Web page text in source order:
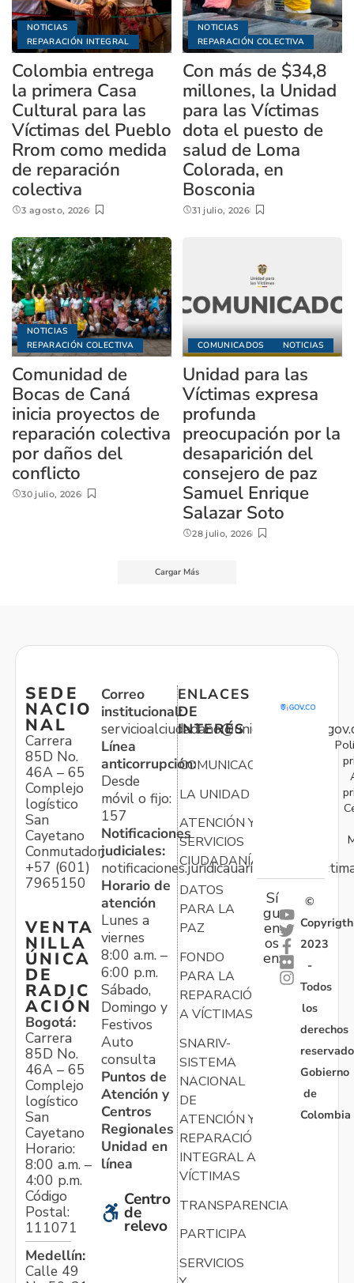
NOTICIAS
REPARACIÓN INTEGRAL
Colombia entrega
la primera Casa
Cultural para las
Víctimas del Pueblo
Rrom como medida
de reparación
colectiva
3 agosto, 2026
NOTICIAS
REPARACIÓN COLECTIVA
Con más de $34,8
millones, la Unidad
para las Víctimas
dota el puesto de
salud de Loma
Colorada, en
Bosconia
31 julio, 2026
NOTICIAS
REPARACIÓN COLECTIVA
Comunidad de
Bocas de Caná
inicia proyectos de
reparación colectiva
por daños del
conflicto
30 julio, 2026
COMUNICADOS NOTICIAS
Unidad para las
Víctimas expresa
profunda
preocupación por la
desaparición del
consejero de paz
Samuel Enrique
Salazar Soto
28 julio, 2026
Cargar Más
SEDE
NACIO
NAL
Carrera
85D No.
46A – 65
Complejo
logístico
San
Cayetano
Conmutador:
+57 (601)
7965150
VENTA
NILLA
ÚNICA
DE
RADIC
ACIÓN
Bogotá:
Carrera
85D No.
46A – 65
Complejo
logístico
San
Cayetano
Horario:
8:00 a.m. –
4:00 p.m.
Código
Postal:
111071
Medellín:
Calle 49
Correo
institucional:
Línea
anticorrupción:
Desde
móvil o fijo:
157
Notificaciones
judiciales:
Horario de
atención
Lunes a
viernes
8:00 a.m. –
6:00 p.m.
Sábado,
Domingo y
Festivos
Auto
consulta
Puntos de
Atención y
Centros
Regionales
Unidad en
línea
Centro
de
relevo
ENLACES
DE
INTERÉS
COMUNICACIONES
LA UNIDAD
ATENCIÓN Y
SERVICIOS
CIUDADANÍA
DATOS
PARA LA
PAZ
FONDO
PARA LA
REPARACIÓN
A VÍCTIMAS
SNARIV-
SISTEMA
NACIONAL
DE
ATENCIÓN Y
REPARACIÓN
INTEGRAL A
VÍCTIMAS
TRANSPARENCIA
PARTICIPA
SERVICIOS
Sí
gu
en
os
en:
©
Copyrigth
2023
-
Todos
los
derechos
Gobierno
de
Colombia